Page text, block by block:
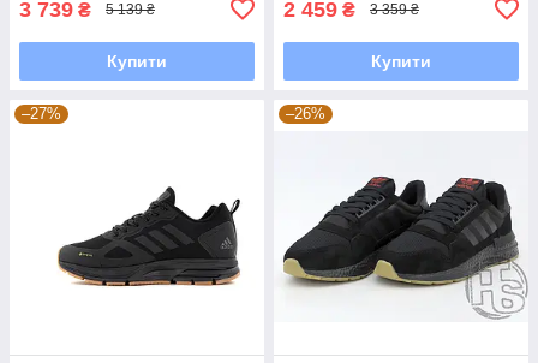
3 739 ₴ 5 139 ₴
Купити
2 459 ₴ 3 359 ₴
Купити
–27% –26%